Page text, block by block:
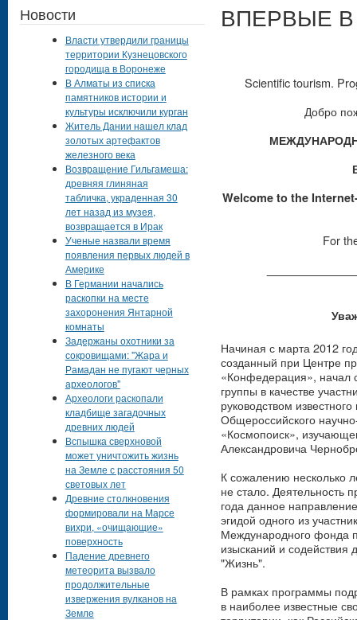
ВПЕРВЫЕ
Scientific tourism.
Добро
Welcome to the
For
Начиная с марта 2012
созданный при Центре
«Конфедерация», начал
группы в качестве
руководством
Общероссийского
«Космопоиск»,
Александровича
К сожалению несколько
не стало. Деятельность
года данное
эгидой одного из
Международного фонда
изысканий и содействия
"Жизнь".
В рамках программы
в наиболее известные
Новости
Власти утвердили границы
территории Кузнецовского
городища в Воронеже
В Алматы из списка
памятников истории и
культуры исключили курган
Житель Дании нашел клад
золотых артефактов
железного века
Возвращение Гильгамеша:
древняя глиняная
табличка, украденная 30
лет назад из музея,
возвращается в Ирак
Ученые назвали время
появления первых людей в
Америке
В Германии начались
раскопки на месте
захоронения Янтарной
комнаты
Задержаны охотники за
сокровищами: "Жара и
Рамадан не пугают черных
археологов"
Археологи раскопали
кладбище загадочных
древних людей
Вспышка сверхновой
может уничтожить жизнь
на Земле с расстояния 50
световых лет
Древние столкновения
формировали на Марсе
вихри, «очищающие»
поверхность
Падение древнего
метеорита вызвало
продолжительные
извержения вулканов на
Земле